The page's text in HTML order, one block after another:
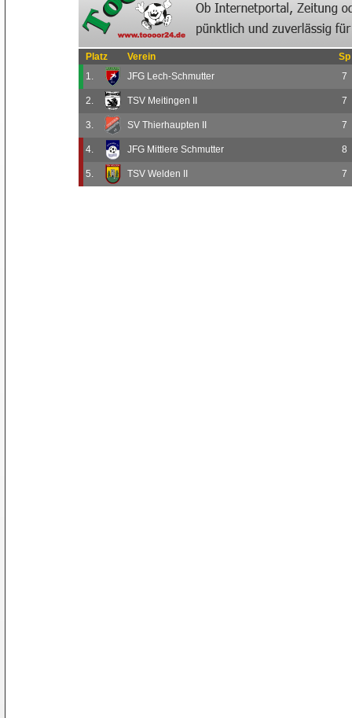
Platz Verein
Sp
1.
JFG Lech-Schmutter 7
2. TSV Meitingen II 7
3. SV Thierhaupten II 7
4. JFG Mittlere Schmutter 8
5. TSV Welden II 7